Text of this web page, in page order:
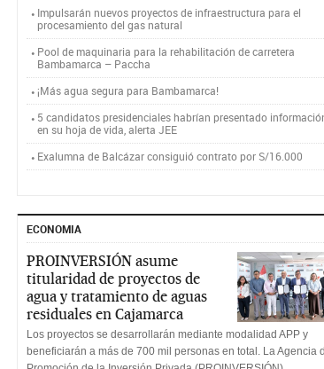
Impulsarán nuevos proyectos de infraestructura para el
procesamiento del gas natural
Pool de maquinaria para la rehabilitación de carretera
Bambamarca – Paccha
¡Más agua segura para Bambamarca!
5 candidatos presidenciales habrían presentado
en su hoja de vida, alerta JEE
Exalumna de Balcázar consiguió contrato por S/16.000
ECONOMIA
PROINVERSIÓN asume
titularidad de proyectos de
agua y tratamiento de aguas
residuales en Cajamarca
Los proyectos se desarrollarán mediante modalidad APP y
beneficiarán a más de 700 mil personas en total. La Agencia